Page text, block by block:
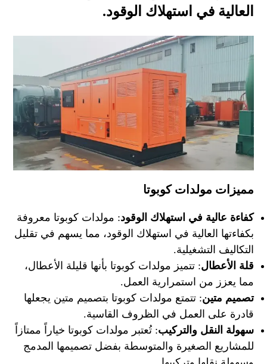
العالية في استهلاك الوقود.
مميزات مولدات كوبوتا
كفاءة عالية في استهلاك الوقود: مولدات كوبوتا معروفة
بكفاءتها العالية في استهلاك الوقود، مما يسهم في تقليل
التكاليف التشغيلية.
قلة الأعطال: تتميز مولدات كوبوتا بأنها قليلة الأعطال،
مما يعزز من استمرارية العمل.
تصميم متين: تتمتع مولدات كوبوتا بتصميم متين يجعلها
قادرة على العمل في الظروف القاسية.
سهولة النقل والتركيب: تُعتبر مولدات كوبوتا خياراً ممتازاً
للمشاريع الصغيرة والمتوسطة بفضل تصميمها المدمج